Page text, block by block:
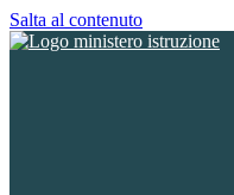
Salta al contenuto